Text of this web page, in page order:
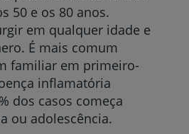
50 e os 80 anos.
em qualquer idade e
É mais comum
familiar em primeiro-
inflamatória
dos casos começa
ou adolescência.